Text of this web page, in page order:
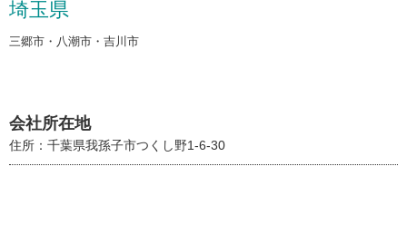
埼玉県
三郷市・八潮市・吉川市
会社所在地
住所：千葉県我孫子市つくし野1-6-30